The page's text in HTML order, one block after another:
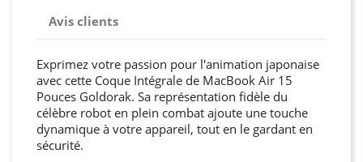
Avis clients
Exprimez votre passion pour l'animation japonaise
avec cette Coque Intégrale de MacBook Air 15
Pouces Goldorak. Sa représentation fidèle du
célèbre robot en plein combat ajoute une touche
dynamique à votre appareil, tout en le gardant en
sécurité.